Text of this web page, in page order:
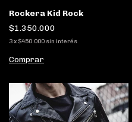
Rockera Kid Rock
$1.350.000
3x $450.000 sin interés
Comprar